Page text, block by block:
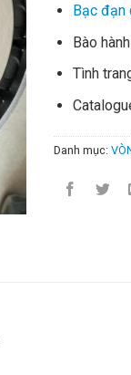
Bạc đạn
Bào
Tình
Danh mục: